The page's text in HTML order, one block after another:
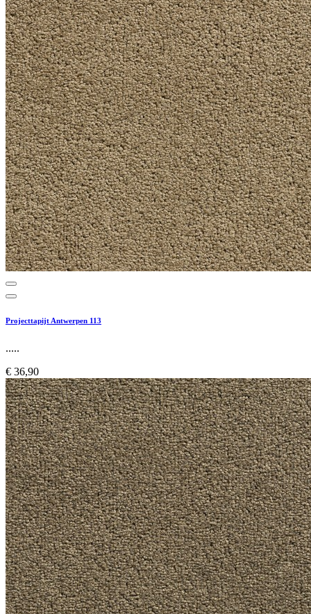
Projecttapijt Antwerpen 113
.....
€ 36,90